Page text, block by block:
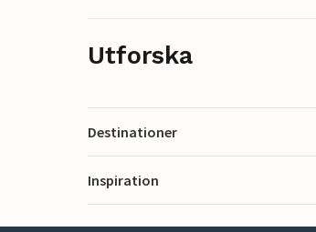
Utforska
Destinationer
Inspiration